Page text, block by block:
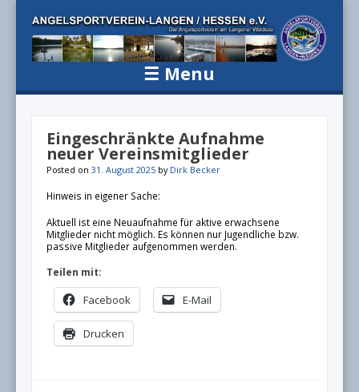
Langen /
e.V.
Der Angelsportverein am Langener Waldsee
☰ Menu
Skip to content
Eingeschränkte Aufnahme
neuer Vereinsmitglieder
Posted on 31. August 2025 by Dirk Becker
Hinweis in eigener Sache:
Aktuell ist eine Neuaufnahme für aktive erwachsene
Mitglieder nicht möglich. Es können nur Jugendliche bzw.
passive Mitglieder aufgenommen werden.
Teilen mit:
Facebook E-Mail
Drucken